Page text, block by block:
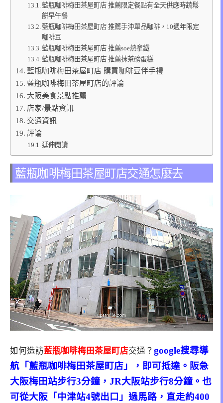
藍瓶咖啡梅田茶屋町店 推薦限定餐點有全天供應時蔬鬆
餅早午餐
藍瓶咖啡梅田茶屋町店 推薦手沖單品咖啡，10週年限定
咖啡豆
藍瓶咖啡梅田茶屋町店 推薦soe熱拿鐵
藍瓶咖啡梅田茶屋町店 推薦抹茶磅蛋糕
藍瓶咖啡梅田茶屋町店 購買咖啡豆伴手禮
藍瓶咖啡梅田茶屋町店的評論
大阪美食景點推薦
店家/景點資訊
交通資訊
評論
延伸閱讀
藍瓶咖啡梅田茶屋町店交通怎麼去
如何造訪藍瓶咖啡梅田茶屋町店交通？ google搜尋導
航「藍瓶咖啡梅田茶屋町店」，即可抵達。阪急
大阪梅田站步行3分鐘，JR大阪站步行8分鐘。也
可從大阪「中津站4號出口」過馬路，直走約400